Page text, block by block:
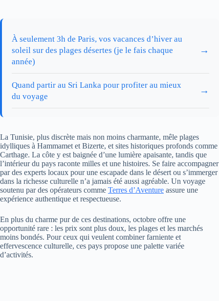
À seulement 3h de Paris, vos vacances d’hiver au
soleil sur des plages désertes (je le fais chaque
année)
→
Quand partir au Sri Lanka pour profiter au mieux
du voyage
→
La Tunisie, plus discrète mais non moins charmante, mêle plages
idylliques à Hammamet et Bizerte, et sites historiques profonds comme
Carthage. La côte y est baignée d’une lumière apaisante, tandis que
l’intérieur du pays raconte milles et une histoires. Se faire accompagner
par des experts locaux pour une escapade dans le désert ou s’immerger
dans la richesse culturelle n’a jamais été aussi agréable. Un voyage
soutenu par des opérateurs comme Terres d’Aventure assure une
expérience authentique et respectueuse.
En plus du charme pur de ces destinations, octobre offre une
opportunité rare : les prix sont plus doux, les plages et les marchés
moins bondés. Pour ceux qui veulent combiner farniente et
effervescence culturelle, ces pays propose une palette variée
d’activités.